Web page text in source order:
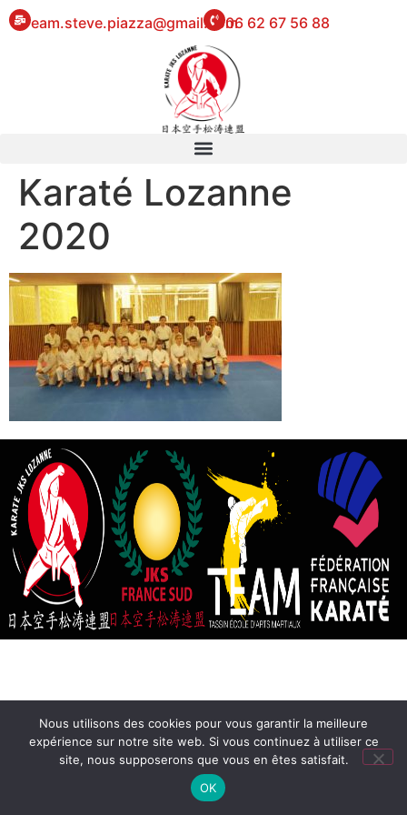
eam.steve.piazza@gmail.com06 62 67 56 88
Karaté Lozanne
2020
Nous utilisons des cookies pour vous garantir la meilleure
expérience sur notre site web. Si vous continuez à utiliser ce
site, nous supposerons que vous en êtes satisfait.
OK